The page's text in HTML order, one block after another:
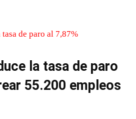
la tasa de paro
55.200 empleos